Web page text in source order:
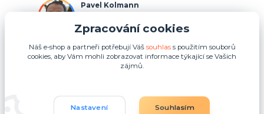
Pavel Kolmann
(Po-Ne, 8:00-17:00 hod.)
p.kolmann@coolplays.cz
Zpracování cookies
Náš e-shop a partneři potřebují Váš souhlass použitím souborů
cookies, aby Vám mohli zobrazovat informace týkající se Vašich
zájmů.
Nastavení Souhlasím